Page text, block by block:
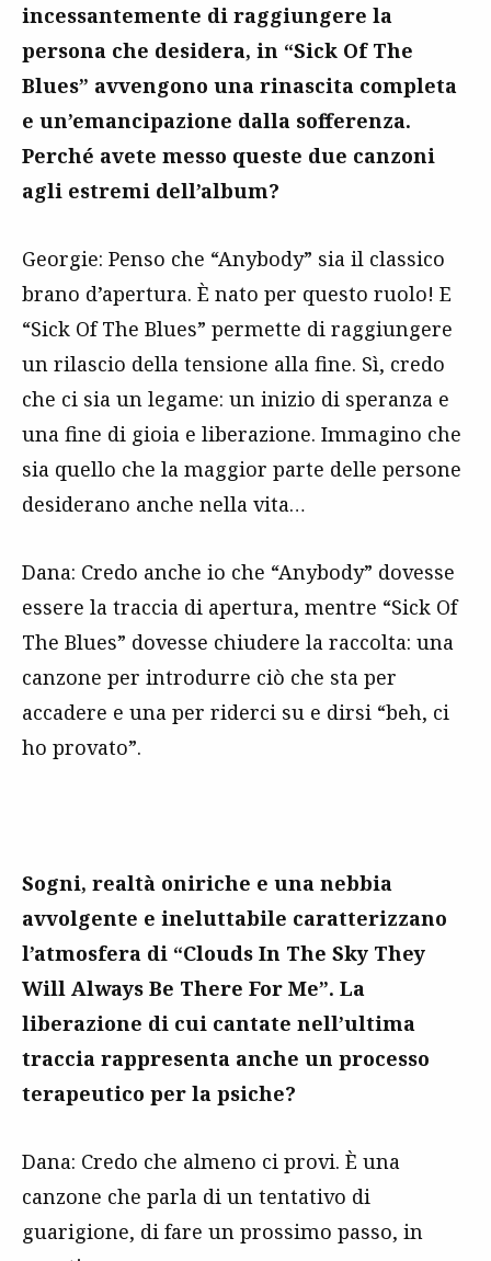
incessantemente di raggiungere la
persona che desidera, in “Sick Of The
Blues” avvengono una rinascita completa
e un’emancipazione dalla sofferenza.
Perché avete messo queste due canzoni
agli estremi dell’album?
Georgie: Penso che “Anybody” sia il classico
brano d’apertura. È nato per questo ruolo! E
“Sick Of The Blues” permette di raggiungere
un rilascio della tensione alla fine. Sì, credo
che ci sia un legame: un inizio di speranza e
una fine di gioia e liberazione. Immagino che
sia quello che la maggior parte delle persone
desiderano anche nella vita…
Dana: Credo anche io che “Anybody” dovesse
essere la traccia di apertura, mentre “Sick Of
The Blues” dovesse chiudere la raccolta: una
canzone per introdurre ciò che sta per
accadere e una per riderci su e dirsi “beh, ci
ho provato”.
Sogni, realtà oniriche e una nebbia
avvolgente e ineluttabile caratterizzano
l’atmosfera di “Clouds In The Sky They
Will Always Be There For Me”. La
liberazione di cui cantate nell’ultima
traccia rappresenta anche un processo
terapeutico per la psiche?
Dana: Credo che almeno ci provi. È una
canzone che parla di un tentativo di
guarigione, di fare un prossimo passo, in